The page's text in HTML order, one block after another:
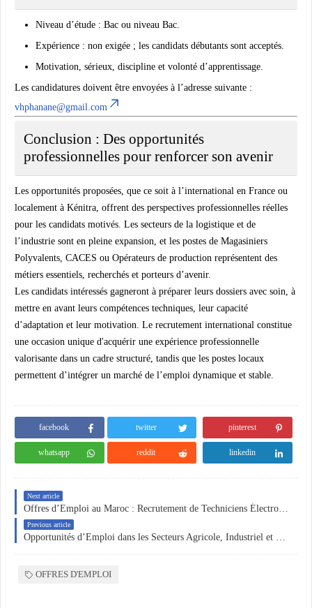
Niveau d’étude : Bac ou niveau Bac.
Expérience : non exigée ; les candidats débutants sont acceptés.
Motivation, sérieux, discipline et volonté d’apprentissage.
Les candidatures doivent être envoyées à l’adresse suivante :
vhphanane@gmail.com
Conclusion : Des opportunités
professionnelles pour renforcer son avenir
Les opportunités proposées, que ce soit à l’international en France ou
localement à Kénitra, offrent des perspectives professionnelles réelles
pour les candidats motivés. Les secteurs de la logistique et de
l’industrie sont en pleine expansion, et les postes de Magasiniers
Polyvalents, CACES ou Opérateurs de production représentent des
métiers essentiels, recherchés et porteurs d’avenir.
Les candidats intéressés gagneront à préparer leurs dossiers avec soin, à
mettre en avant leurs compétences techniques, leur capacité
d’adaptation et leur motivation. Le recrutement international constitue
une occasion unique d'acquérir une expérience professionnelle
valorisante dans un cadre structuré, tandis que les postes locaux
permettent d’intégrer un marché de l’emploi dynamique et stable.
facebook twitter pinterest
whatsapp reddit linkedin
Next article
Previous article
OFFRES D'EMPLOI